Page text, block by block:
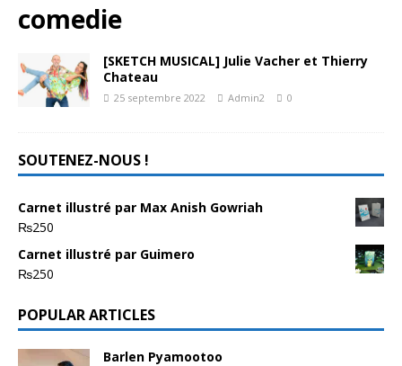
comedie
[SKETCH MUSICAL] Julie Vacher et Thierry
Chateau
25 septembre 2022 Admin2 0
SOUTENEZ-NOUS !
Carnet illustré par Max Anish Gowriah
₨250
Carnet illustré par Guimero
₨250
POPULAR ARTICLES
Barlen Pyamootoo